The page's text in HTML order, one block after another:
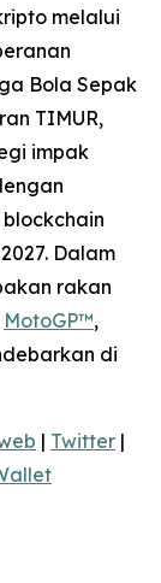
melalui
Bola Sepak
TIMUR,
impak
Dalam
rakan
MotoGP™,
di
| Twitter |